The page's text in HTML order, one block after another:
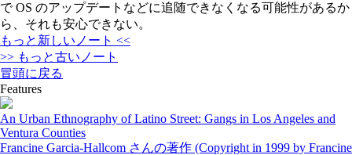
で OS のアップデートなどに追随できなくなる可能性があるか
ら、それも安心できない。
もっと新しいノート <<
>> もっと古いノート
冒頭に戻る
Features
An Urban Ethnography of Latino Street: Gangs in Los Angeles and
Ventura Counties
Francine Garcia-Hallcom さんの著作 (Copyright in 1999 by Francine